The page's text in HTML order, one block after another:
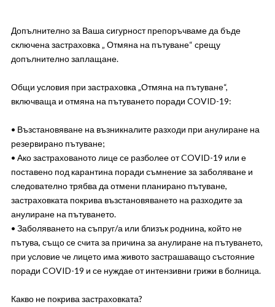
Допълнително за Ваша сигурност препоръчваме да бъде
сключена застраховка „ Отмяна на пътуване“ срещу
допълнително заплащане.
Общи условия при застраховка „Отмяна на пътуване“,
включваща и отмяна на пътуването поради COVID-19:
• Възстановяване на възникналите разходи при анулиране на
резервирано пътуване;
• Ако застрахованото лице се разболее от COVID-19 или е
поставено под карантина поради съмнение за заболяване и
следователно трябва да отмени планирано пътуване,
застраховката покрива възстановяването на разходите за
анулиране на пътуването.
• Заболяването на съпруг/а или близък роднина, който не
пътува, също се счита за причина за анулиране на пътуването,
при условие че лицето има живото застрашаващо състояние
поради COVID-19 и се нуждае от интензивни грижи в болница.
Какво не покрива застраховката?